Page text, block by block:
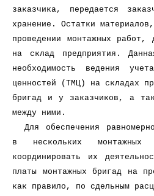
заказчика, передается
хранение. Остатки
проведении монтажных работ,
на склад предприятия.
необходимость ведения
ценностей (ТМЦ) на складах
бригад и у заказчиков, а
между ними.
Для обеспечения
в нескольких монтажных
координировать их
платы монтажных бригад на
как правило, по сдельным